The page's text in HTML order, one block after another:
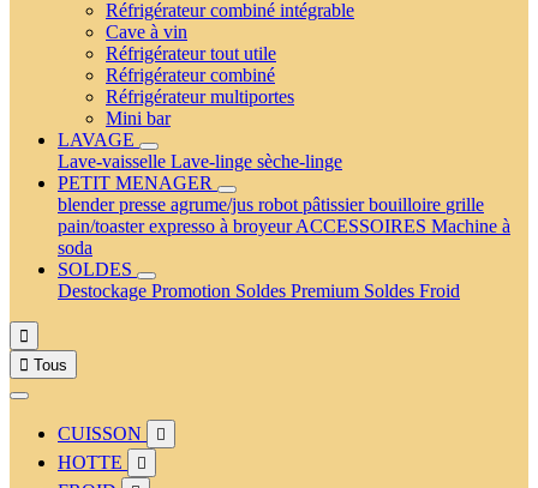
Réfrigérateur combiné intégrable
Cave à vin
Réfrigérateur tout utile
Réfrigérateur combiné
Réfrigérateur multiportes
Mini bar
LAVAGE
Lave-vaisselle Lave-linge sèche-linge
PETIT MENAGER
blenderpresse agrume/jus robot pâtissierbouilloire grille
pain/toasterexpresso à broyeurACCESSOIRES Machine à
soda
SOLDES
Destockage Promotion Soldes Premium Soldes Froid

 Tous
CUISSON 
HOTTE 